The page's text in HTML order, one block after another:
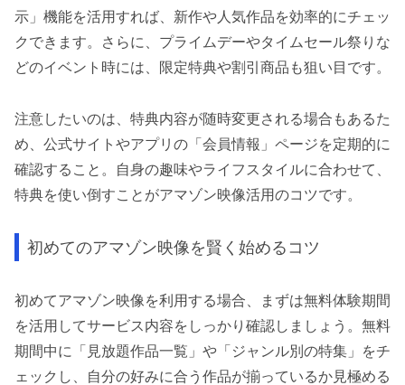
示」機能を活用すれば、新作や人気作品を効率的にチェッ
クできます。さらに、プライムデーやタイムセール祭りな
どのイベント時には、限定特典や割引商品も狙い目です。
注意したいのは、特典内容が随時変更される場合もあるた
め、公式サイトやアプリの「会員情報」ページを定期的に
確認すること。自身の趣味やライフスタイルに合わせて、
特典を使い倒すことがアマゾン映像活用のコツです。
初めてのアマゾン映像を賢く始めるコツ
初めてアマゾン映像を利用する場合、まずは無料体験期間
を活用してサービス内容をしっかり確認しましょう。無料
期間中に「見放題作品一覧」や「ジャンル別の特集」をチ
ェックし、自分の好みに合う作品が揃っているか見極める